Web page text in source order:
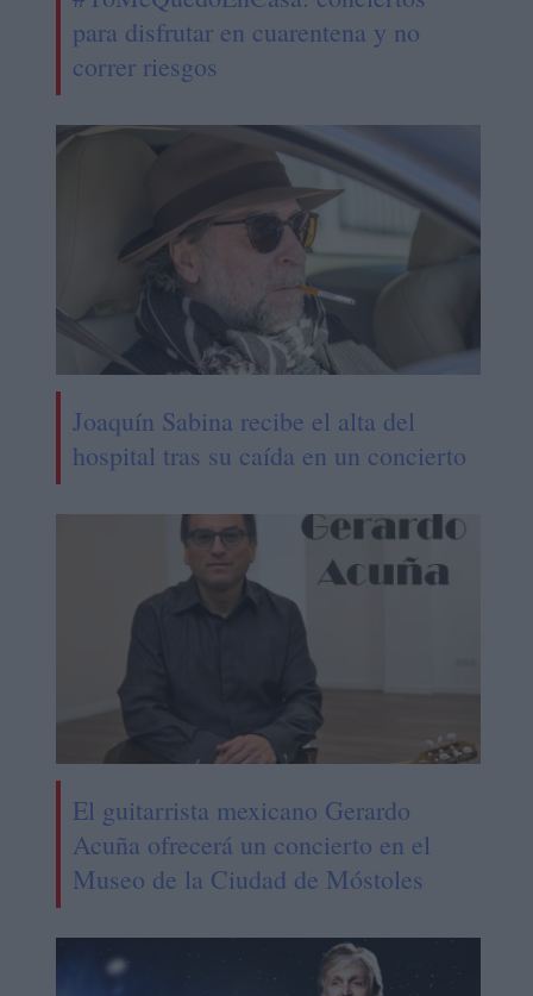
para disfrutar en cuarentena y no
correr riesgos
Joaquín Sabina recibe el alta del
hospital tras su caída en un concierto
El guitarrista mexicano Gerardo
Acuña ofrecerá un concierto en el
Museo de la Ciudad de Móstoles